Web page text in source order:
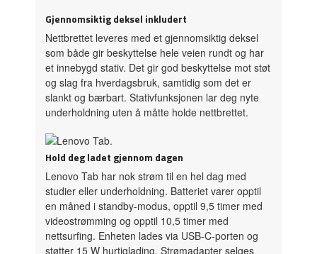
Gjennomsiktig deksel inkludert
Nettbrettet leveres med et gjennomsiktig deksel
som både gir beskyttelse hele veien rundt og har
et innebygd stativ. Det gir god beskyttelse mot støt
og slag fra hverdagsbruk, samtidig som det er
slankt og bærbart. Stativfunksjonen lar deg nyte
underholdning uten å måtte holde nettbrettet.
Hold deg ladet gjennom dagen
Lenovo Tab har nok strøm til en hel dag med
studier eller underholdning. Batteriet varer opptil
en måned i standby-modus, opptil 9,5 timer med
videostrømming og opptil 10,5 timer med
nettsurfing. Enheten lades via USB-C-porten og
støtter 15 W hurtiglading. Strømadapter selges